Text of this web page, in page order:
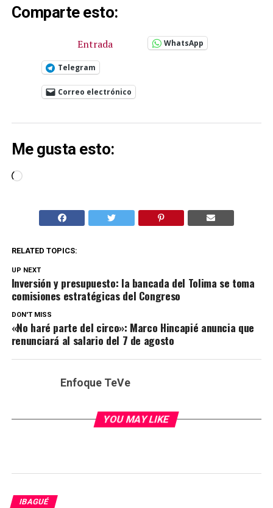
Comparte esto:
Entrada WhatsApp
Telegram
Correo electrónico
Me gusta esto:
Cargando...
RELATED TOPICS:
UP NEXT
Inversión y presupuesto: la bancada del Tolima se toma
comisiones estratégicas del Congreso
DON'T MISS
«No haré parte del circo»: Marco Hincapié anuncia que
renunciará al salario del 7 de agosto
Enfoque TeVe
YOU MAY LIKE
IBAGUÉ